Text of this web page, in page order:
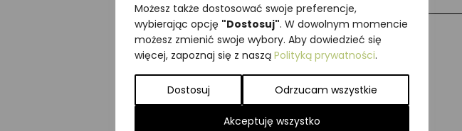
Możesz także dostosować swoje preferencje,
wybierając opcję "Dostosuj". W dowolnym momencie
możesz zmienić swoje wybory. Aby dowiedzieć się
więcej, zapoznaj się z naszą Polityką prywatności.
Dostosuj Odrzucam wszystkie
Akceptuję wszystko
Najniższa cena z ostatnich 30 dni:65,00zł
SKU:Brak danych
Kategorie:ILUSTRACJE,Ptaki,Śpiewające